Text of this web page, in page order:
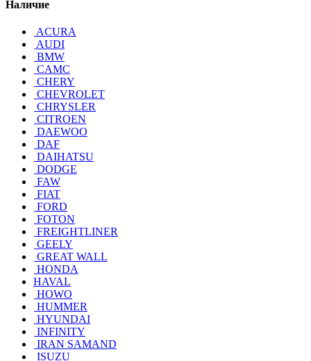
Наличие
ACURA
AUDI
BMW
CAMC
CHERY
CHEVROLET
CHRYSLER
CITROEN
DAEWOO
DAF
DAIHATSU
DODGE
FAW
FIAT
FORD
FOTON
FREIGHTLINER
GEELY
GREAT WALL
HONDA
HAVAL
HOWO
HUMMER
HYUNDAI
INFINITY
IRAN SAMAND
ISUZU